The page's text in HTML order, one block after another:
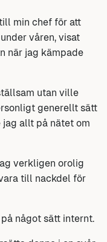
min chef för att
våren, visat
när jag kämpade
utan ville
generellt sätt
allt på nätet om
verkligen orolig
till nackdel för
något sätt internt.